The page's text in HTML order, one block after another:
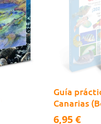
Guía
Canarias
6,95€